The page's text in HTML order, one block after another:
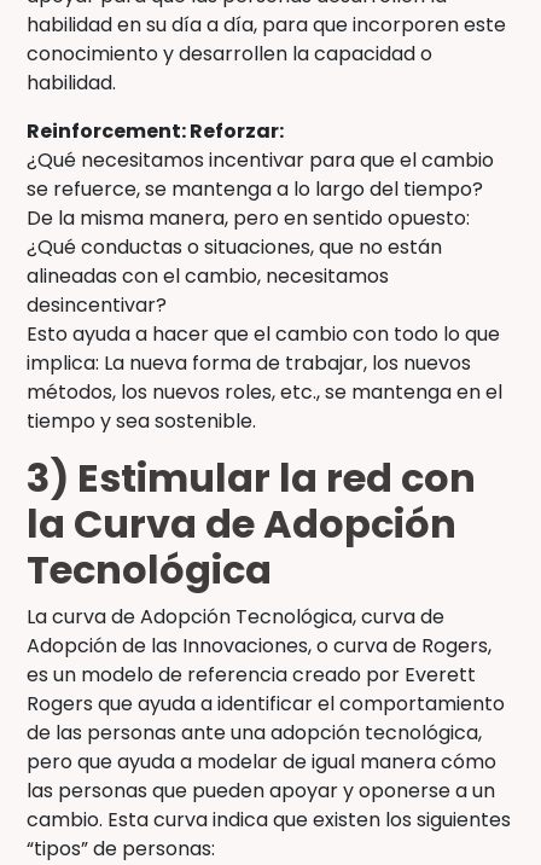
habilidad en su día a día, para que incorporen este
conocimiento y desarrollen la capacidad o
habilidad.
Reinforcement: Reforzar:
¿Qué necesitamos incentivar para que el cambio
se refuerce, se mantenga a lo largo del tiempo?
De la misma manera, pero en sentido opuesto:
¿Qué conductas o situaciones, que no están
alineadas con el cambio, necesitamos
desincentivar?
Esto ayuda a hacer que el cambio con todo lo que
implica: La nueva forma de trabajar, los nuevos
métodos, los nuevos roles, etc., se mantenga en el
tiempo y sea sostenible.
3) Estimular la red con
la Curva de Adopción
Tecnológica
La curva de Adopción Tecnológica, curva de
Adopción de las Innovaciones, o curva de Rogers,
es un modelo de referencia creado por Everett
Rogers que ayuda a identificar el comportamiento
de las personas ante una adopción tecnológica,
pero que ayuda a modelar de igual manera cómo
las personas que pueden apoyar y oponerse a un
cambio. Esta curva indica que existen los siguientes
“tipos” de personas: